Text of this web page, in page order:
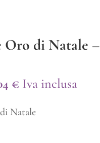
Oro di Natale –
€Il
attuale
Iva inclusa
Natale